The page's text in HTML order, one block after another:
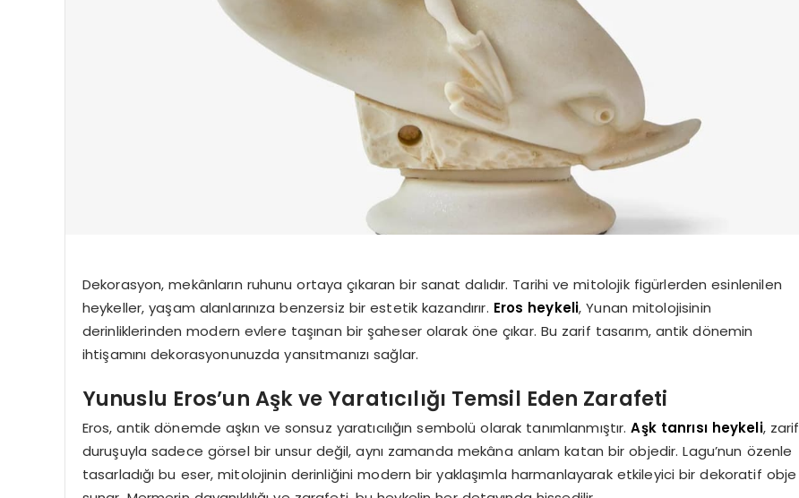
Dekorasyon, mekânların ruhunu ortaya çıkaran bir sanat dalıdır. Tarihi ve mitolojik figürlerden esinlenilen
heykeller, yaşam alanlarınıza benzersiz bir estetik kazandırır. Eros heykeli, Yunan mitolojisinin
derinliklerinden modern evlere taşınan bir şaheser olarak öne çıkar. Bu zarif tasarım, antik dönemin
ihtişamını dekorasyonunuzda yansıtmanızı sağlar.
Yunuslu Eros’un Aşk ve Yaratıcılığı Temsil Eden Zarafeti
Eros, antik dönemde aşkın ve sonsuz yaratıcılığın sembolü olarak tanımlanmıştır.Aşk tanrısı heykeli, zarif
duruşuyla sadece görsel bir unsur değil, aynı zamanda mekâna anlam katan bir objedir. Lagu’nun özenle
tasarladığı bu eser, mitolojinin derinliğini modern bir yaklaşımla harmanlayarak etkileyici bir dekoratif obje